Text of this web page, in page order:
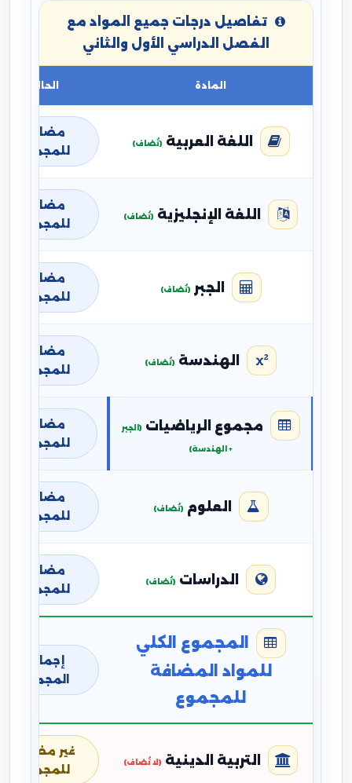
تفاصيل درجات جميع المواد مع
الفصل الدراسي الأول والثاني
المادة الحالة
اللغة العربية (تُضاف)
مضافة
للمجموع
اللغة الإنجليزية (تُضاف)
مضافة
للمجموع
الجبر (تُضاف)
مضافة
للمجموع
الهندسة (تُضاف)
مضافة
للمجموع
مجموع الرياضيات (الجبر
+ الهندسة)
مضافة
للمجموع
العلوم (تُضاف)
مضافة
للمجموع
الدراسات (تُضاف)
مضافة
للمجموع
المجموع الكلي
للمواد المضافة
للمجموع
إجمالي
المجموع
التربية الدينية (لا تُضاف)
غير مضافة
للمجموع